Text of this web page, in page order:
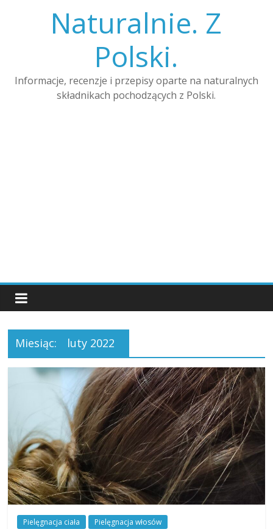
Naturalnie. Z
Polski.
Informacje, recenzje i przepisy oparte na naturalnych
składnikach pochodzących z Polski.
Miesiąc: luty 2022
Pielęgnacja ciała Pielęgnacja włosów